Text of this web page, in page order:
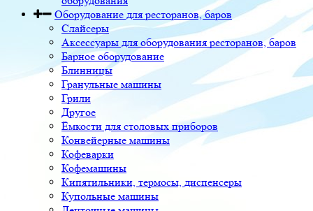
Оборудование для ресторанов, баров
Слайсеры
Аксессуары для оборудования ресторанов, баров
Барное оборудование
Блинницы
Гранульные машины
Грили
Другое
Ёмкости для столовых приборов
Конвейерные машины
Кофеварки
Кофемашины
Кипятильники, термосы, диспенсеры
Купольные машины